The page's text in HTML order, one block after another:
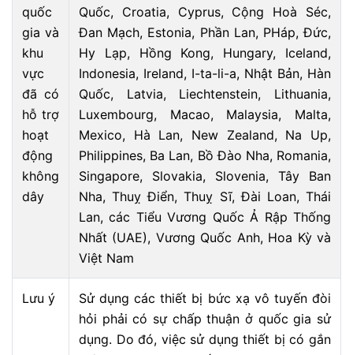
quốc
gia và
khu
vực
đã có
hỗ trợ
hoạt
động
không
dây
Quốc, Croatia, Cyprus, Cộng Hoà Séc,
Đan Mạch, Estonia, Phần Lan, PHáp, Đức,
Hy Lạp, Hồng Kong, Hungary, Iceland,
Indonesia, Ireland, I-ta-li-a, Nhật Bản, Hàn
Quốc, Latvia, Liechtenstein, Lithuania,
Luxembourg, Macao, Malaysia, Malta,
Mexico, Hà Lan, New Zealand, Na Up,
Philippines, Ba Lan, Bồ Đào Nha, Romania,
Singapore, Slovakia, Slovenia, Tây Ban
Nha, Thuỵ Điển, Thuỵ Sĩ, Đài Loan, Thái
Lan, các Tiểu Vương Quốc Ả Rập Thống
Nhất (UAE), Vương Quốc Anh, Hoa Kỳ và
Việt Nam
Lưu ý
Sử dụng các thiết bị bức xạ vô tuyến đòi
hỏi phải có sự chấp thuận ở quốc gia sử
dụng. Do đó, việc sử dụng thiết bị có gắn